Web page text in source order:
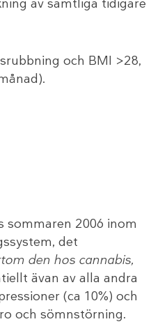
och BMI >28,
sommaren 2006 inom
det
den hos cannabis,
ävan av alla andra
(ca 10%) och
och sömnstörning.